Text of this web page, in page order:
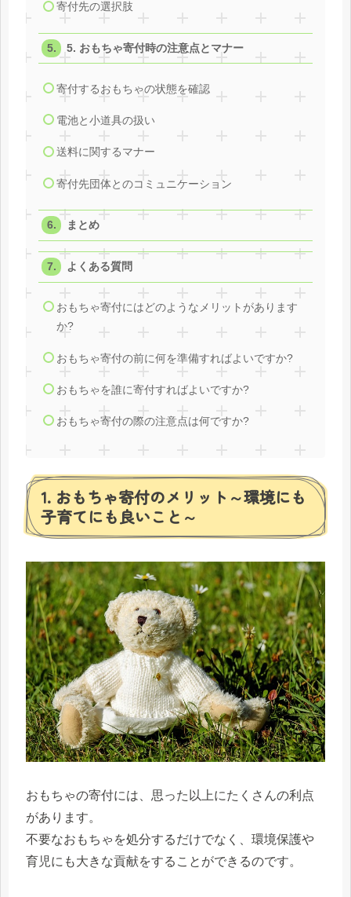
寄付先の選択肢
5. おもちゃ寄付時の注意点とマナー
寄付するおもちゃの状態を確認
電池と小道具の扱い
送料に関するマナー
寄付先団体とのコミュニケーション
まとめ
よくある質問
おもちゃ寄付にはどのようなメリットがあります
か?
おもちゃ寄付の前に何を準備すればよいですか?
おもちゃを誰に寄付すればよいですか?
おもちゃ寄付の際の注意点は何ですか?
1. おもちゃ寄付のメリット～環境にも
子育てにも良いこと～
おもちゃの寄付には、思った以上にたくさんの利点
があります。
不要なおもちゃを処分するだけでなく、環境保護や
育児にも大きな貢献をすることができるのです。